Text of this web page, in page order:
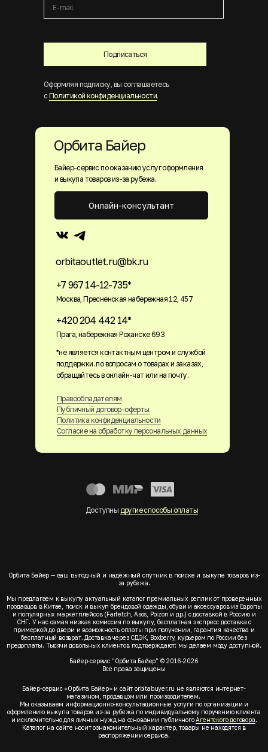
Подписаться
Оформляя подписку, вы соглашаетесь
с Политикой конфиденциальности.
Байер-сервис по оказанию услуг оформления
и выкупа товаров из-за рубежа.
+7 967 14-12-735*
Москва, Пресненская набережная 12, 457
+420 204 442 14*
Прага, набережная Роханске 693
orbitaoutlet.ru@bk.ru
Правообладателям
Публичный договор-оферты
Политика конфиденциальности
Согласие на обработку персональных данных
Онлайн-консультант
Орбита Байер
Доступны другие способы оплаты
*не является контактным центром и службой
поддержки. по вопросам о товарах и заказах,
обращайтесь в онлайн-чат или на почту.
Орбита Байер — ваш выгодный и надёжный спутник в поиске и выкупе товаров из-
за рубежа.
Мы предлагаем к выкупу актуальный каталог премиальных реплик от проверенных
продавцов в Китае, поиск и выкуп брендовой одежды, обуви и аксессуаров из Европы
и популярных маркетплейсов (Farfetch, Asos, Poizon и др.) с доставкой в Россию и
СНГ. У нас самая низкая комиссия по выкупу, бесплатная экспресс доставка с
примеркой до двери и возможность оплаты при получении, гарантия качества и
бесплатный возврат. Доставка через СДЭК, Boxberry, курьером по России без
предоплаты. Тысячи довольных клиентов подтверждают: мы делаем моду доступной.
Байер-сервис "Орбита Байер" © 2016-2026
Все права защищены
Байер-сервис «Орбита Байер» и сайт orbitabuyer.ru не являются интернет-
магазином, продавцом или производителем.
Мы оказываем информационно-консультационные услуги по организации и
оформлению выкупа товаров из-за рубежа по индивидуальному поручению клиента
и исключительно для личных нужд на основании публичногоАгентского договора.
Каталог на сайте носит ознакомительный характер, товары не находятся в
распоряжении сервиса.